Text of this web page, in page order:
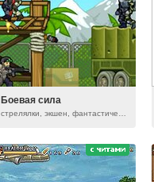
Боевая сила